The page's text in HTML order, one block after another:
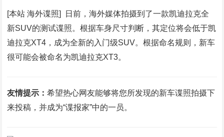
[本站 海外谍照] 日前，海外媒体拍摄到了一款凯迪拉克全
新SUV的测试谍照。根据车身尺寸判断，其定位将会低于凯
迪拉克XT4，成为全新的入门级SUV。根据命名规则，新车
很可能会被命名为凯迪拉克XT3。
友情提示：希望热心网友能够将您所发现的新车谍照拍摄下
来投稿，并成为“谍报家”中的一员。